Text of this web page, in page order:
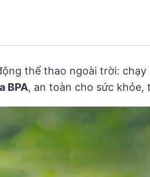
thể thao ngoài trời: chạy
BPA, an toàn cho sức